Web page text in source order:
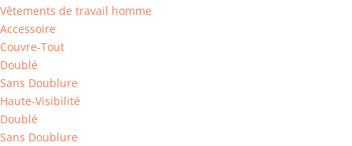
Vêtements de travail homme
Accessoire
Couvre-Tout
Doublé
Sans Doublure
Haute-Visibilité
Doublé
Sans Doublure